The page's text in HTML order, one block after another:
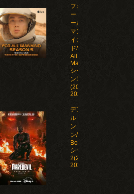
フォ
ー・オ
ール・
マンカ
イン
ド/For
All
Mankind
シーズ
ン1-5
(2019-
2026)
デアデビ
ル：ボー
ン・アゲイ
ン/Daredevil:
Born Again
シーズン1-
2(2025-
2026)